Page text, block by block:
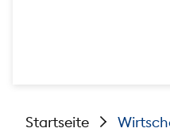
Startseite